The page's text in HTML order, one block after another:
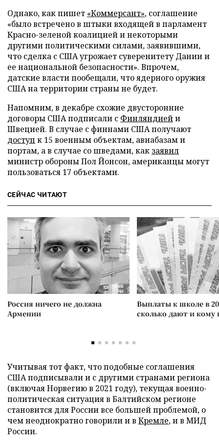
Однако, как пишет «Коммерсант», соглашение
«было встречено в штыки входящей в парламент
Красно-зеленой коалицией и некоторыми
другими политическими силами, заявившими,
что сделка с США угрожает суверенитету Дании и
ее национальной безопасности». Впрочем,
датские власти пообещали, что ядерного оружия
США на территории страны не будет.
Напомним, в декабре схожие двусторонние
договоры США подписали с Финляндиейи
Швецией. В случае с финнами США получают
доступ к 15 военным объектам, авиабазам и
портам, а в случае со шведами, как заявил
министр обороны Пол Йонсон, американцы могут
пользоваться 17 объектами.
СЕЙЧАС ЧИТАЮТ
Россия ничего не должна
Армении
Выплаты к школе в
сколько дают и
Учитывая тот факт, что подобные соглашения
США подписывали и с другими странами региона
(включая Норвегию в 2021 году), текущая военно-
политическая ситуация в Балтийском регионе
становится для России все большей проблемой, о
чем неоднократно говорили и в Кремле, и в МИД
России.